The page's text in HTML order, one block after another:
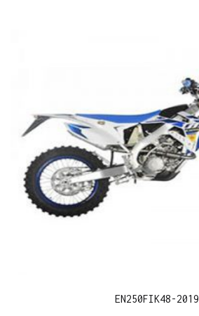
EN250FIK48-2019